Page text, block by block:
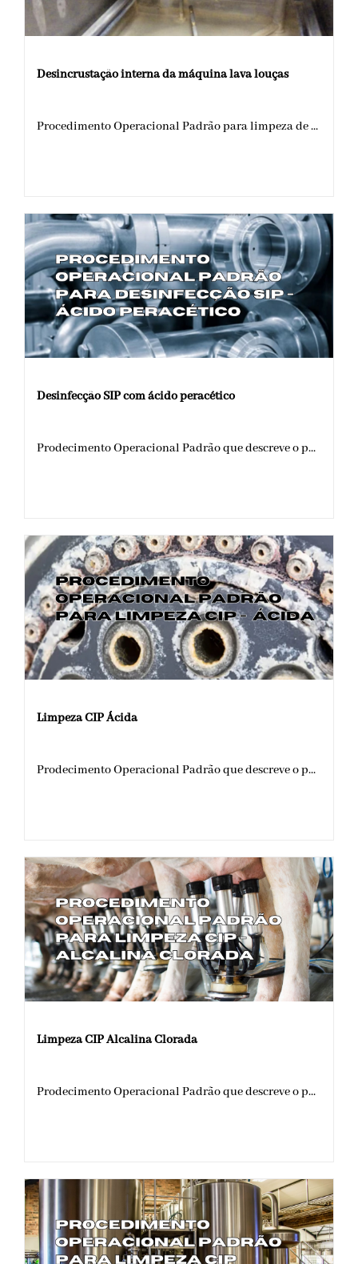
Desincrustação interna da máquina lava louças
Procedimento Operacional Padrão para limpeza de ...
Desinfecção SIP com ácido peracético
Prodecimento Operacional Padrão que descreve o p...
Limpeza CIP Ácida
Prodecimento Operacional Padrão que descreve o p...
Limpeza CIP Alcalina Clorada
Prodecimento Operacional Padrão que descreve o p...